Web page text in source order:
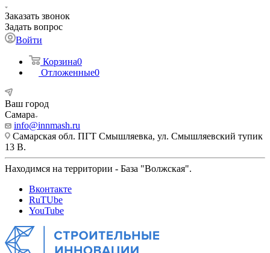
Заказать звонок
Задать вопрос
Войти
Корзина0
Отложенные0
Ваш город
Самара
info@innmash.ru
Самарская обл. ПГТ Смышляевка, ул. Смышляевский тупик
13 В.
Находимся на территории - База "Волжская".
Вконтакте
RuTUbe
YouTube